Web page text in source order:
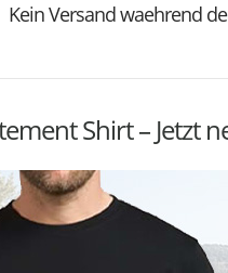
Kein Versand waehrend
Shirt – Jetzt